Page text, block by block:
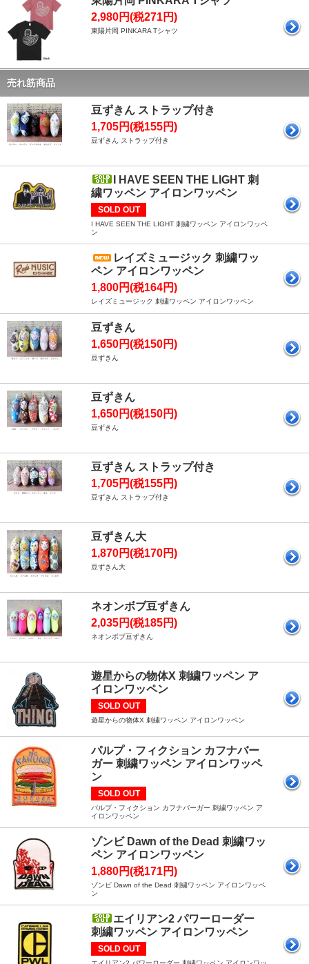
2,980円(税271円)
東陽片岡 PINKARA Tシャツ
売れ筋商品
豆ずきん ストラップ付き
1,705円(税155円)
豆ずきん ストラップ付き
I HAVE SEEN THE LIGHT 刺
繍ワッペン アイロンワッペン
SOLD OUT
I HAVE SEEN THE LIGHT 刺繍ワッペン アイロンワッペ
ン
レイズミュージック 刺繍ワッ
ペン アイロンワッペン
1,800円(税164円)
レイズミュージック 刺繍ワッペン アイロンワッペン
豆ずきん
1,650円(税150円)
豆ずきん
豆ずきん
1,650円(税150円)
豆ずきん
豆ずきん ストラップ付き
1,705円(税155円)
豆ずきん ストラップ付き
豆ずきん大
1,870円(税170円)
豆ずきん大
ネオンボブ豆ずきん
2,035円(税185円)
ネオンボブ豆ずきん
遊星からの物体X 刺繍ワッペン ア
イロンワッペン
SOLD OUT
遊星からの物体X 刺繍ワッペン アイロンワッペン
パルプ・フィクション カフナバー
ガー 刺繍ワッペン アイロンワッペ
ン
SOLD OUT
パルプ・フィクション カフナバーガー 刺繍ワッペン ア
イロンワッペン
ゾンビ Dawn of the Dead 刺繍ワッ
ペン アイロンワッペン
1,880円(税171円)
ゾンビ Dawn of the Dead 刺繍ワッペン アイロンワッペ
ン
エイリアン2 パワーローダー
刺繍ワッペン アイロンワッペン
SOLD OUT